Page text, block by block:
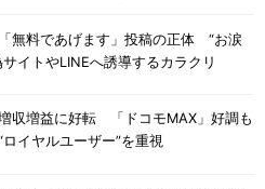
無料であげます」投稿の正体 “お涙
イトやLINEへ誘導するカラクリ
収増益に好転 「ドコモMAX」好調も
イヤルユーザー”を重視